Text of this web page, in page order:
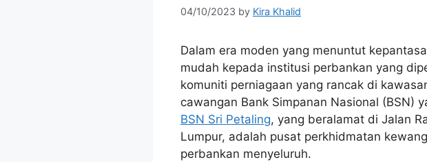
04/10/2023 by Kira Khalid
Dalam era moden yang menuntut
mudah kepada institusi perbankan yang
komuniti perniagaan yang rancak di
cawangan Bank Simpanan Nasional (BSN)
BSN Sri Petaling, yang beralamat di Jalan
Lumpur, adalah pusat perkhidmatan
perbankan menyeluruh.